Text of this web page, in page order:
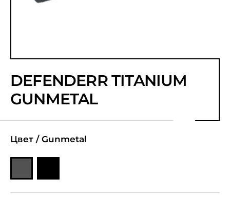
DEFENDERR TITANIUM
GUNMETAL
Цвет / Gunmetal